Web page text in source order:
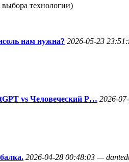
выбора технологии)
нам нужна? 2026-05-23
vs Человеческий Р… 2026-
2026-04-28 00:48:03 —